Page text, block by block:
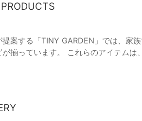
案する「TINY GARDEN」では、家
が揃っています。 これらのアイテム